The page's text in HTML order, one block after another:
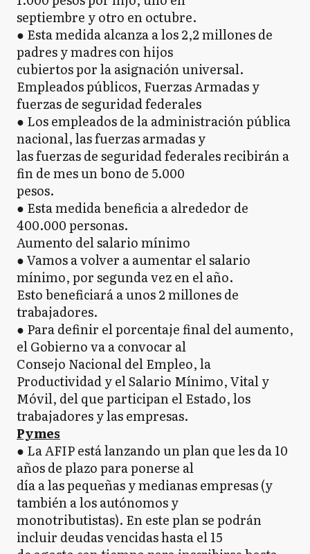
septiembre y otro en octubre.
● Esta medida alcanza a los 2,2 millones de
padres y madres con hijos
cubiertos por la asignación universal.
Empleados públicos, Fuerzas Armadas y
fuerzas de seguridad federales
● Los empleados de la administración pública
nacional, las fuerzas armadas y
las fuerzas de seguridad federales recibirán a
fin de mes un bono de 5.000
pesos.
● Esta medida beneficia a alrededor de
400.000 personas.
Aumento del salario mínimo
● Vamos a volver a aumentar el salario
mínimo, por segunda vez en el año.
Esto beneficiará a unos 2 millones de
trabajadores.
● Para definir el porcentaje final del aumento,
el Gobierno va a convocar al
Consejo Nacional del Empleo, la
Productividad y el Salario Mínimo, Vital y
Móvil, del que participan el Estado, los
trabajadores y las empresas.
Pymes
● La AFIP está lanzando un plan que les da 10
años de plazo para ponerse al
día a las pequeñas y medianas empresas (y
también a los autónomos y
monotributistas). En este plan se podrán
incluir deudas vencidas hasta el 15